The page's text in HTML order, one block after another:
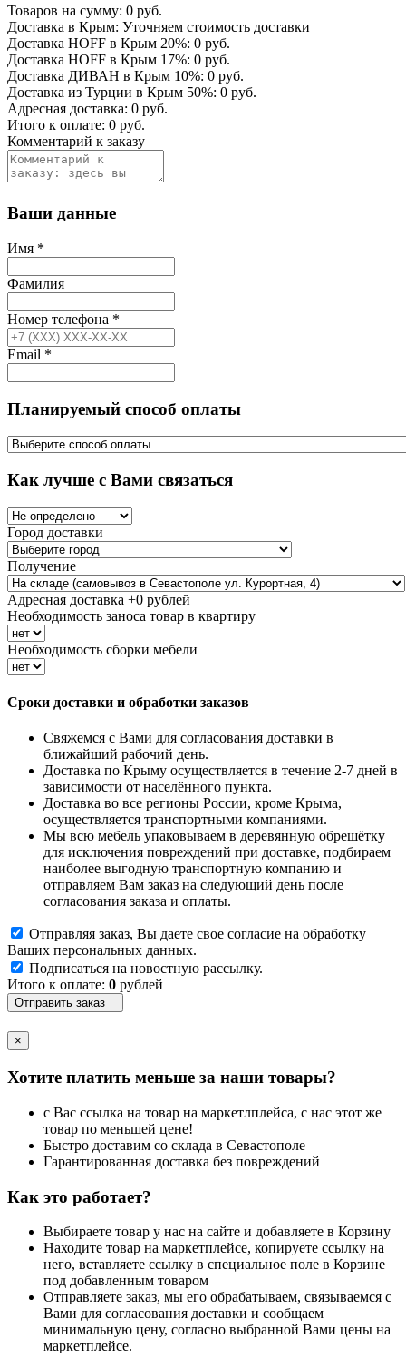
Товаров на сумму: 0 руб.
Доставка в Крым: Уточняем стоимость доставки
Доставка HOFF в Крым 20%: 0 руб.
Доставка HOFF в Крым 17%: 0 руб.
Доставка ДИВАН в Крым 10%: 0 руб.
Доставка из Турции в Крым 50%: 0 руб.
Адресная доставка: 0 руб.
Итого к оплате: 0 руб.
Комментарий к заказу
Ваши данные
Имя *
Фамилия
Номер телефона *
Email *
Планируемый способ оплаты
Как лучше с Вами связаться
Город доставки
Получение
Адресная доставка +0 рублей
Необходимость заноса товар в квартиру
Необходимость сборки мебели
Сроки доставки и обработки заказов
Свяжемся с Вами для согласования доставки в
ближайший рабочий день.
Доставка по Крыму осуществляется в течение 2-7 дней в
зависимости от населённого пункта.
Доставка во все регионы России, кроме Крыма,
осуществляется транспортными компаниями.
Мы всю мебель упаковываем в деревянную обрешётку
для исключения повреждений при доставке, подбираем
наиболее выгодную транспортную компанию и
отправляем Вам заказ на следующий день после
согласования заказа и оплаты.
Отправляя заказ, Вы даете свое согласие на обработку
Ваших персональных данных.
Подписаться на новостную рассылку.
Итого к оплате: 0 рублей
×
Хотите платить меньше за наши товары?
с Вас ссылка на товар на маркетлплейса, с нас этот же
товар по меньшей цене!
Быстро доставим со склада в Севастополе
Гарантированная доставка без повреждений
Как это работает?
Выбираете товар у нас на сайте и добавляете в Корзину
Находите товар на маркетплейсе, копируете ссылку на
него, вставляете ссылку в специальное поле в Корзине
под добавленным товаром
Отправляете заказ, мы его обрабатываем, связываемся с
Вами для согласования доставки и сообщаем
минимальную цену, согласно выбранной Вами цены на
маркетплейсе.